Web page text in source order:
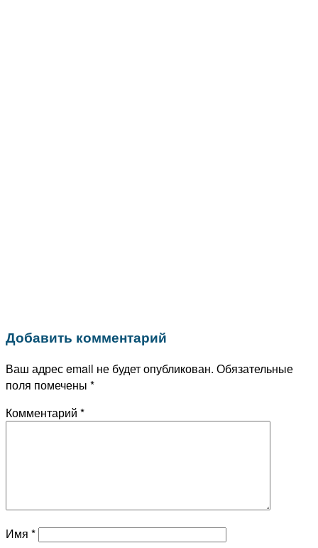
Добавить комментарий
Ваш адрес email не будет опубликован. Обязательные
поля помечены *
Комментарий *
Имя *